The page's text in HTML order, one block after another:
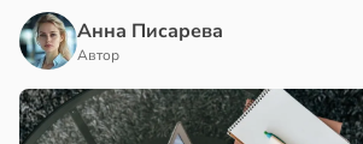
в19:49 Анна Писарева
Автор